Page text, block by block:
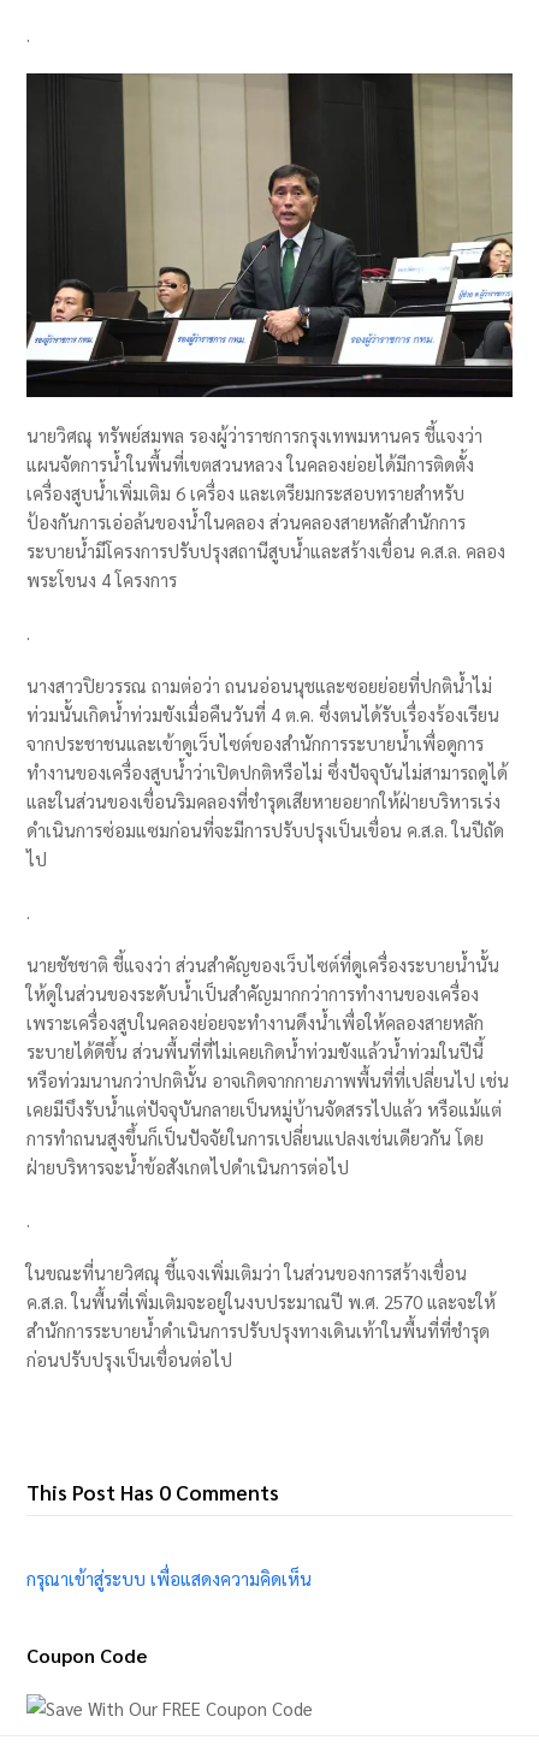
.
นายวิศณุ ทรัพย์สมพล รองผู้ว่าราชการกรุงเทพมหานคร ชี้แจงว่า
แผนจัดการน้ำในพื้นที่เขตสวนหลวง ในคลองย่อยได้มีการติดตั้ง
เครื่องสูบน้ำเพิ่มเติม 6 เครื่อง และเตรียมกระสอบทรายสำหรับ
ป้องกันการเอ่อล้นของน้ำในคลอง ส่วนคลองสายหลักสำนักการ
ระบายน้ำมีโครงการปรับปรุงสถานีสูบน้ำและสร้างเขื่อน ค.ส.ล. คลอง
พระโขนง 4 โครงการ
นางสาวปิยวรรณ ถามต่อว่า ถนนอ่อนนุชและซอยย่อยที่ปกติน้ำไม่
ท่วมนั้นเกิดน้ำท่วมขังเมื่อคืนวันที่ 4 ต.ค. ซึ่งตนได้รับเรื่องร้องเรียน
จากประชาชนและเข้าดูเว็บไซต์ของสำนักการระบายน้ำเพื่อดูการ
ทำงานของเครื่องสูบน้ำว่าเปิดปกติหรือไม่ ซึ่งปัจจุบันไม่สามารถดูได้
และในส่วนของเขื่อนริมคลองที่ชำรุดเสียหายอยากให้ฝ่ายบริหารเร่ง
ดำเนินการซ่อมแซมก่อนที่จะมีการปรับปรุงเป็นเขื่อน ค.ส.ล. ในปีถัด
ไป
นายชัชชาติ ชี้แจงว่า ส่วนสำคัญของเว็บไซต์ที่ดูเครื่องระบายน้ำนั้น
ให้ดูในส่วนของระดับน้ำเป็นสำคัญมากกว่าการทำงานของเครื่อง
เพราะเครื่องสูบในคลองย่อยจะทำงานดึงน้ำเพื่อให้คลองสายหลัก
ระบายได้ดีขึ้น ส่วนพื้นที่ที่ไม่เคยเกิดน้ำท่วมขังแล้วน้ำท่วมในปีนี้
หรือท่วมนานกว่าปกตินั้น อาจเกิดจากกายภาพพื้นที่ที่เปลี่ยนไป เช่น
เคยมีบึงรับน้ำแต่ปัจจุบันกลายเป็นหมู่บ้านจัดสรรไปแล้ว หรือแม้แต่
การทำถนนสูงขึ้นก็เป็นปัจจัยในการเปลี่ยนแปลงเช่นเดียวกัน โดย
ฝ่ายบริหารจะน้ำข้อสังเกตไปดำเนินการต่อไป
ในขณะที่นายวิศณุ ชี้แจงเพิ่มเติมว่า ในส่วนของการสร้างเขื่อน
ค.ส.ล. ในพื้นที่เพิ่มเติมจะอยู่ในงบประมาณปี พ.ศ. 2570 และจะให้
สำนักการระบายน้ำดำเนินการปรับปรุงทางเดินเท้าในพื้นที่ที่ชำรุด
ก่อนปรับปรุงเป็นเขื่อนต่อไป
This Post Has 0 Comments
กรุณาเข้าสู่ระบบ เพื่อแสดงความคิดเห็น
Coupon Code